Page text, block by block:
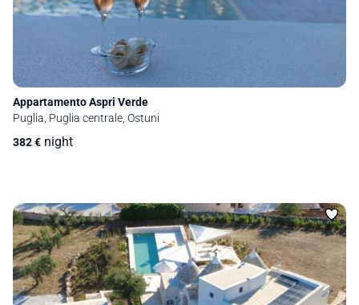
Appartamento Aspri Verde
Puglia, Puglia centrale, Ostuni
382€ night